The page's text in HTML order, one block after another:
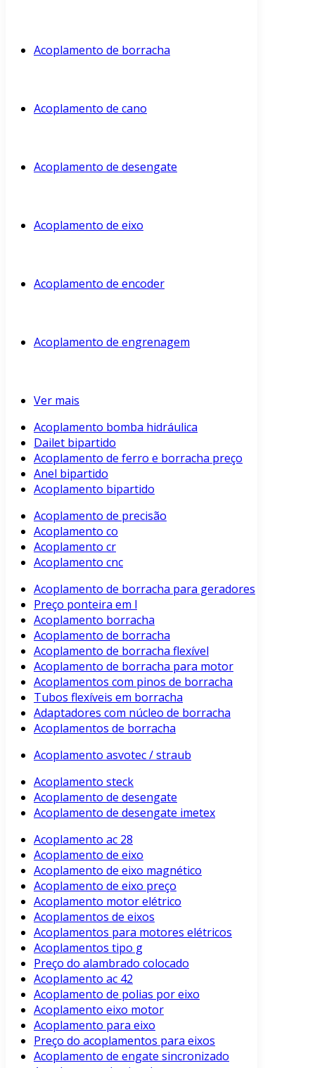
Acoplamento de borracha
Acoplamento de cano
Acoplamento de desengate
Acoplamento de eixo
Acoplamento de encoder
Acoplamento de engrenagem
Ver mais
Acoplamento bomba hidráulica
Dailet bipartido
Acoplamento de ferro e borracha preço
Anel bipartido
Acoplamento bipartido
Acoplamento de precisão
Acoplamento co
Acoplamento cr
Acoplamento cnc
Acoplamento de borracha para geradores
Preço ponteira em l
Acoplamento borracha
Acoplamento de borracha
Acoplamento de borracha flexível
Acoplamento de borracha para motor
Acoplamentos com pinos de borracha
Tubos flexíveis em borracha
Adaptadores com núcleo de borracha
Acoplamentos de borracha
Acoplamento asvotec / straub
Acoplamento steck
Acoplamento de desengate
Acoplamento de desengate imetex
Acoplamento ac 28
Acoplamento de eixo
Acoplamento de eixo magnético
Acoplamento de eixo preço
Acoplamento motor elétrico
Acoplamentos de eixos
Acoplamentos para motores elétricos
Acoplamentos tipo g
Preço do alambrado colocado
Acoplamento ac 42
Acoplamento de polias por eixo
Acoplamento eixo motor
Acoplamento para eixo
Preço do acoplamentos para eixos
Acoplamento de engate sincronizado